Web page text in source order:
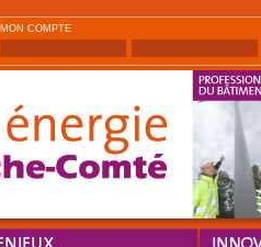
MON COMPTE